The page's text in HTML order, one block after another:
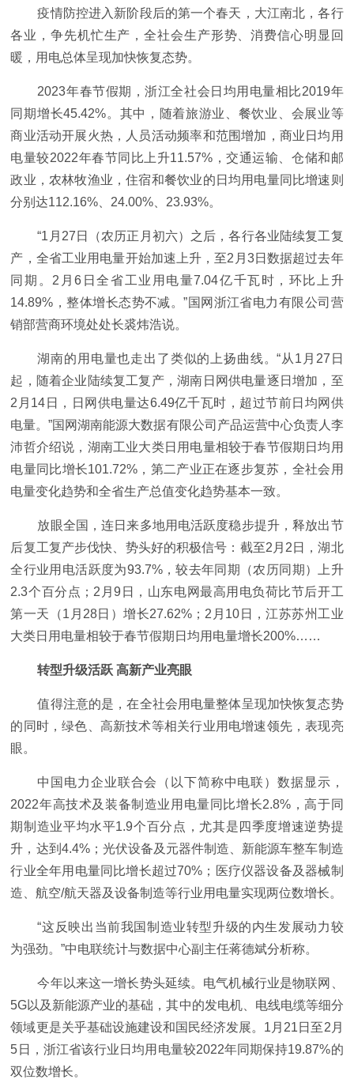
疫情防控进入新阶段后的第一个春天，大江南北，各行
各业，争先机忙生产，全社会生产形势、消费信心明显回
暖，用电总体呈现加快恢复态势。
2023年春节假期，浙江全社会日均用电量相比2019年
同期增长45.42%。其中，随着旅游业、餐饮业、会展业等
商业活动开展火热，人员活动频率和范围增加，商业日均用
电量较2022年春节同比上升11.57%，交通运输、仓储和邮
政业，农林牧渔业，住宿和餐饮业的日均用电量同比增速则
分别达112.16%、24.00%、23.93%。
“1月27日（农历正月初六）之后，各行各业陆续复工复
产，全省工业用电量开始加速上升，至2月3日数据超过去年
同期。2月6日全省工业用电量7.04亿千瓦时，环比上升
14.89%，整体增长态势不减。”国网浙江省电力有限公司营
销部营商环境处处长裘炜浩说。
湖南的用电量也走出了类似的上扬曲线。“从1月27日
起，随着企业陆续复工复产，湖南日网供电量逐日增加，至
2月14日，日网供电量达6.49亿千瓦时，超过节前日均网供
电量。”国网湖南能源大数据有限公司产品运营中心负责人李
沛哲介绍说，湖南工业大类日用电量相较于春节假期日均用
电量同比增长101.72%，第二产业正在逐步复苏，全社会用
电量变化趋势和全省生产总值变化趋势基本一致。
放眼全国，连日来多地用电活跃度稳步提升，释放出节
后复工复产步伐快、势头好的积极信号：截至2月2日，湖北
全行业用电活跃度为93.7%，较去年同期（农历同期）上升
2.3个百分点；2月9日，山东电网最高用电负荷比节后开工
第一天（1月28日）增长27.62%；2月10日，江苏苏州工业
大类日用电量相较于春节假期日均用电量增长200%……
转型升级活跃 高新产业亮眼
值得注意的是，在全社会用电量整体呈现加快恢复态势
的同时，绿色、高新技术等相关行业用电增速领先，表现亮
眼。
中国电力企业联合会（以下简称中电联）数据显示，
2022年高技术及装备制造业用电量同比增长2.8%，高于同
期制造业平均水平1.9个百分点，尤其是四季度增速逆势提
升，达到4.4%；光伏设备及元器件制造、新能源车整车制造
行业全年用电量同比增长超过70%；医疗仪器设备及器械制
造、航空/航天器及设备制造等行业用电量实现两位数增长。
“这反映出当前我国制造业转型升级的内生发展动力较
为强劲。”中电联统计与数据中心副主任蒋德斌分析称。
今年以来这一增长势头延续。电气机械行业是物联网、
5G以及新能源产业的基础，其中的发电机、电线电缆等细分
领域更是关乎基础设施建设和国民经济发展。1月21日至2月
5日，浙江省该行业日均用电量较2022年同期保持19.87%的
双位数增长。